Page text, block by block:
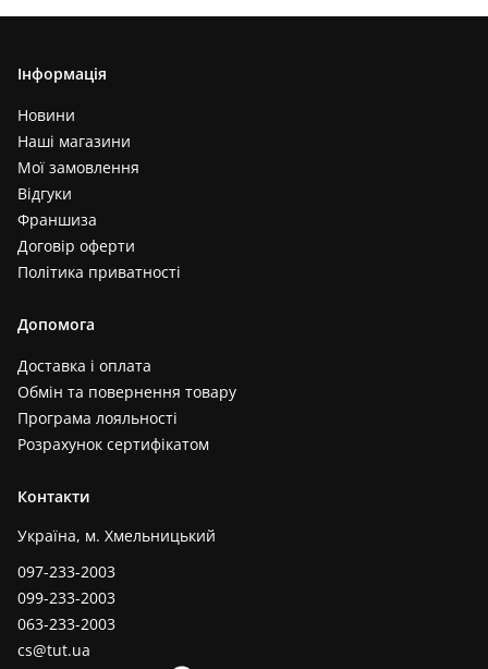
Інформація
Новини
Наші магазини
Мої замовлення
Відгуки
Франшиза
Договір оферти
Політика приватності
Допомога
Доставка і оплата
Обмін та повернення товару
Програма лояльності
Розрахунок сертифікатом
Контакти
Україна, м. Хмельницький
097-233-2003
099-233-2003
063-233-2003
cs@tut.ua